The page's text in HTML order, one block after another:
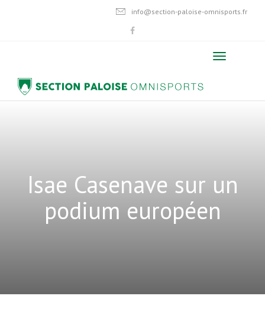
info@section-paloise-omnisports.fr
Isae Casenave sur un
podium européen